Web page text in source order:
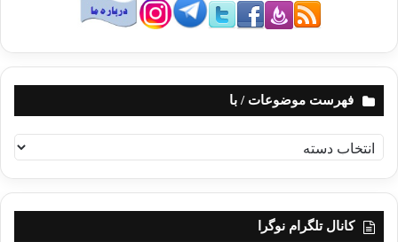
فهرست موضوعات / با
ه
ر
کانال تلگرام نوگرا